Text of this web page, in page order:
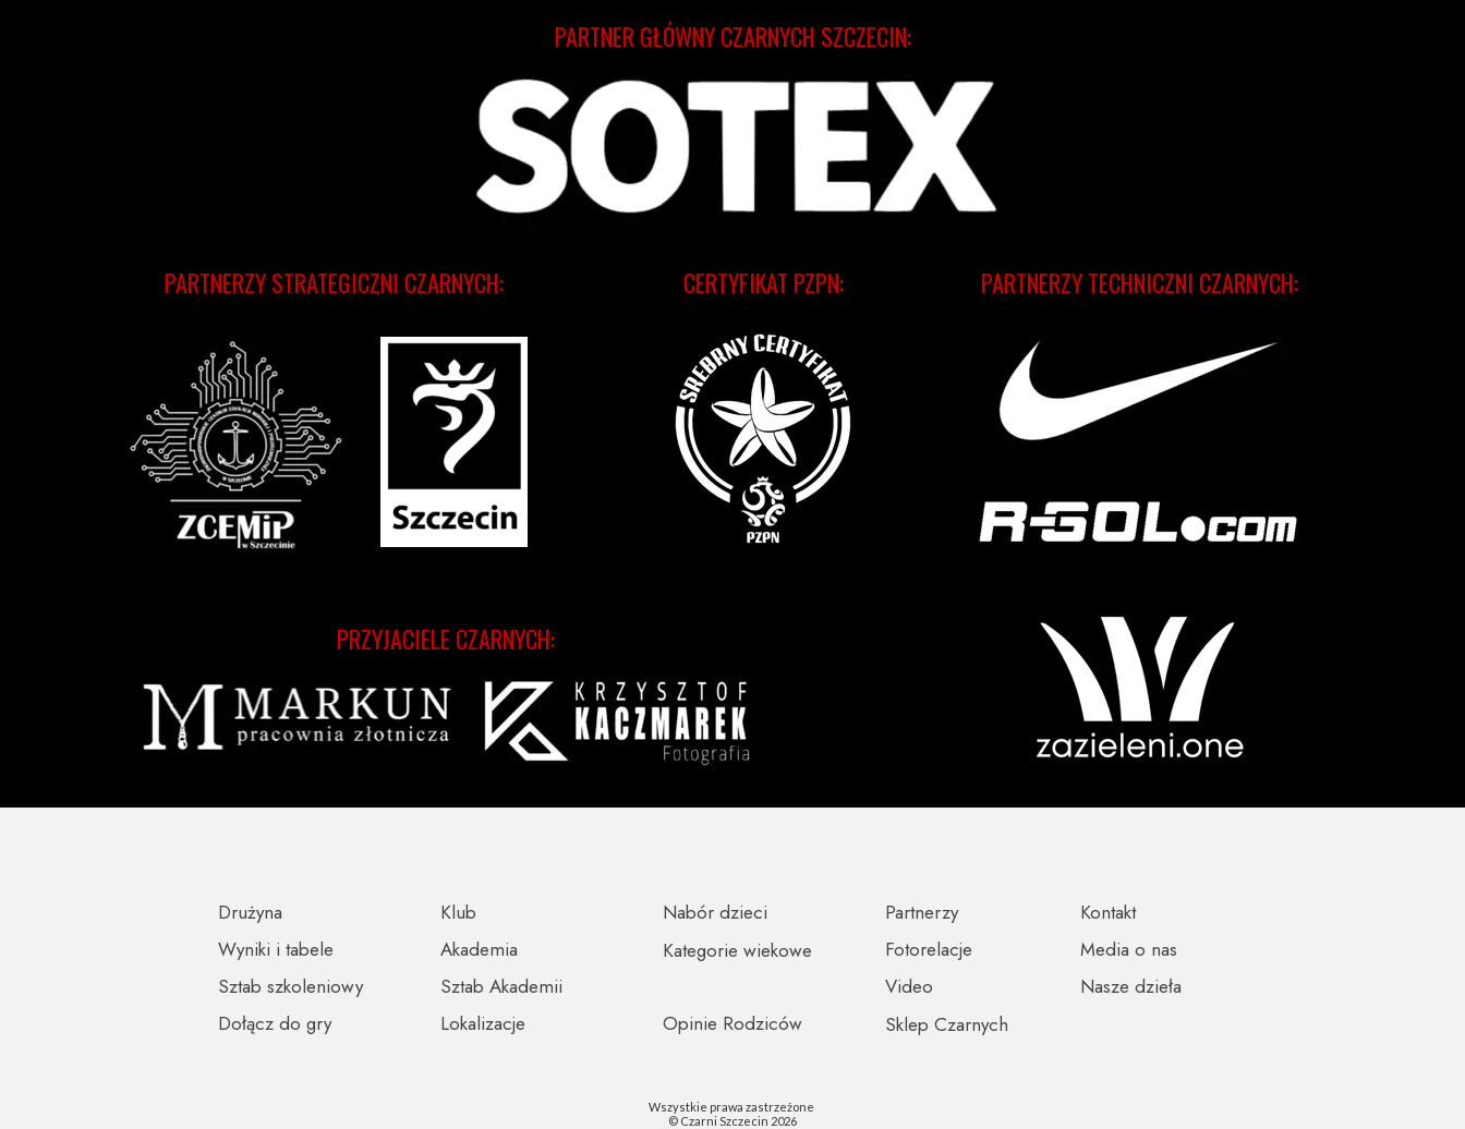
CERTYFIKAT PZPN:
PRZYJACIELE CZARNYCH:
PARTNERZY TECHNICZNI CZARNYCH:
PARTNERZY STRATEGICZNI CZARNYCH:
PARTNER GŁÓWNY CZARNYCH SZCZECIN:
Partnerzy
Wszystkie prawa zastrzeżone
© Czarni Szczecin 2026
Opinie Rodziców
Nabór dzieci
Wyniki i tabele
Sklep Czarnych
Video
Fotorelacje
Kontakt
Media o nas
Kategorie wiekowe
Lokalizacje
Sztab szkoleniowy
Sztab Akademii
Dołącz do gry
Nasze dzieła
Drużyna
Akademia
Klub